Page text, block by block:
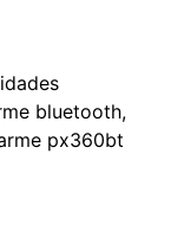
bluetooth,
px360bt